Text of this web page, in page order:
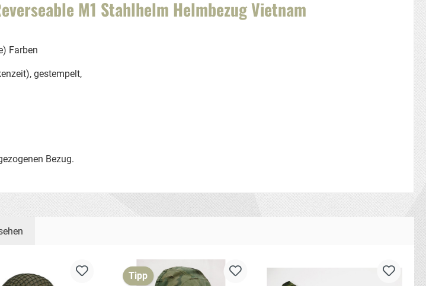
M1 Stahlhelm Helmbezug Vietnam
Farben
gestempelt,
Bezug.
Tipp